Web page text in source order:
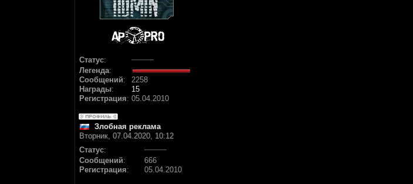
Статус:
Легенда:
Сообщений:
2258
Награды:
15
Регистрация: 05.04.2010
Злобная реклама
Вторник, 07.04.2020, 10:12
Статус:
Сообщений:
666
Регистрация: 05.04.2010